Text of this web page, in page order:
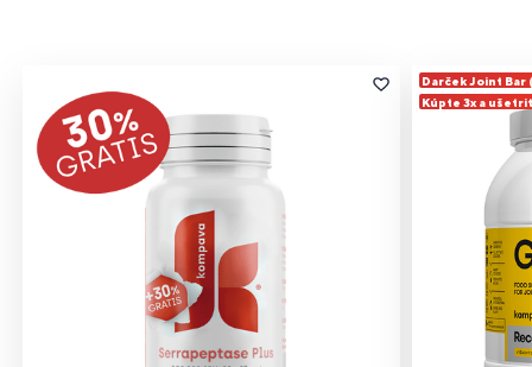
Darček Joint Bar
Kúpte 3x a